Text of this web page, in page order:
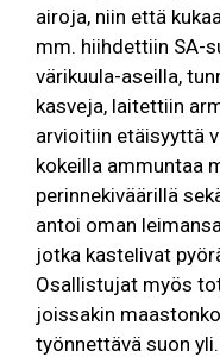
airoja, niin että
mm. hiihdettiin SA-
värikuula-aseilla,
kasveja, laitettiin
arvioitiin etäisyyttä
kokeilla ammuntaa
perinnekiväärillä
antoi oman
jotka kastelivat
Osallistujat myös
joissakin
työnnettävä suon